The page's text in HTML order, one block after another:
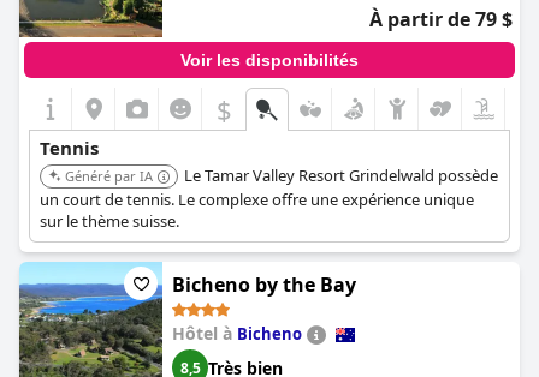
À partir de 79 $
Voir les disponibilités
$
Tennis
Généré par IA
Le Tamar Valley Resort Grindelwald possède
un court de tennis. Le complexe offre une expérience unique
sur le thème suisse.
Bicheno by the Bay
Hôtel à Bicheno
8,5 Très bien